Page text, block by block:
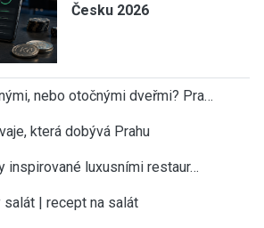
Česku 2026
nebo otočnými dveřmi? Pra…
která dobývá Prahu
inspirované luxusními restaur…
| recept na salát